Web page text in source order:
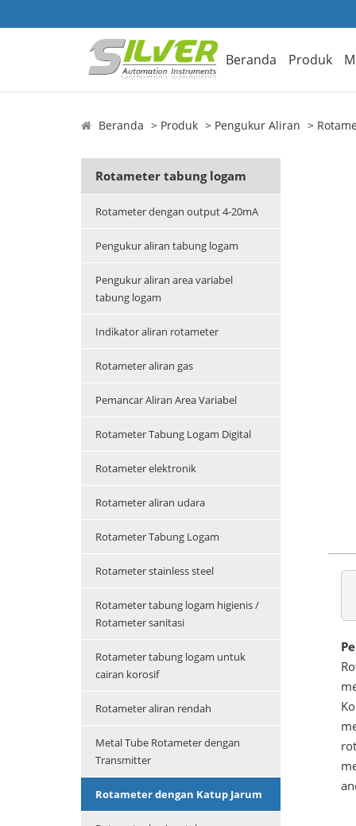
Beranda Produk
Beranda Produk Pengukur Aliran
Rotameter tabung logam
Rotameter dengan output 4-20mA
Pengukur aliran tabung logam
Pengukur aliran area variabel
tabung logam
Indikator aliran rotameter
Rotameter aliran gas
Pemancar Aliran Area Variabel
Rotameter Tabung Logam Digital
Rotameter elektronik
Rotameter aliran udara
Rotameter Tabung Logam
Rotameter stainless steel
Rotameter tabung logam higienis /
Rotameter sanitasi
Rotameter tabung logam untuk
cairan korosif
Rotameter aliran rendah
Metal Tube Rotameter dengan
Transmitter
Rotameter dengan Katup Jarum